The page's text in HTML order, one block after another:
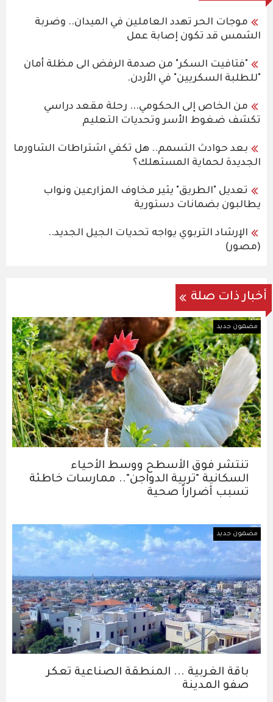
موجات الحر تهدد العاملين في الميدان.. وضربة
الشمس قد تكون إصابة عمل
"فتافيت السكر" من صدمة الرفض الى مظلة أمان
"للطلبة السكريين" في الأردن.
من الخاص إلى الحكومي... رحلة مقعد دراسي
تكشف ضغوط الأسر وتحديات التعليم
بعد حوادث التسمم.. هل تكفي اشتراطات الشاورما
الجديدة لحماية المستهلك؟
تعديل "الطريق" يثير مخاوف المزارعين ونواب
يطالبون بضمانات دستورية
الإرشاد التربوي يواجه تحديات الجيل الجديد..
(مصور)
أخبار ذات صلة
مضمون جديد
تنتشر فوق الأسطح ووسط الأحياء
السكانية "تربية الدواجن".. ممارسات خاطئة
تسبب أضراراً صحية
مضمون جديد
باقة الغربية ... المنطقة الصناعية تعكر
صفو المدينة